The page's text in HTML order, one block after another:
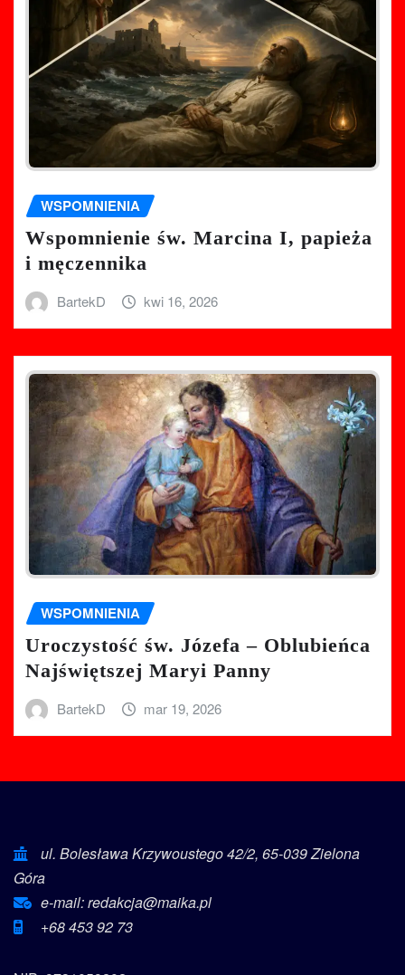
WSPOMNIENIA
Wspomnienie św. Marcina I, papieża
i męczennika
BartekD kwi 16, 2026
WSPOMNIENIA
Uroczystość św. Józefa – Oblubieńca
Najświętszej Maryi Panny
BartekD mar 19, 2026
ul. Bolesława Krzywoustego 42/2, 65-039 Zielona
Góra
e-mail: redakcja@maika.pl
+68 453 92 73